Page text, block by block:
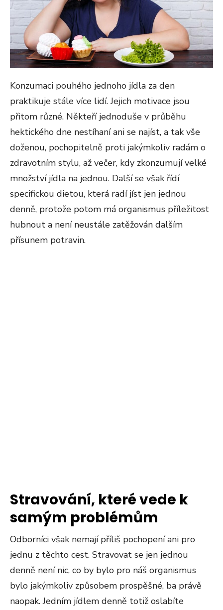
Konzumaci pouhého jednoho jídla za den
praktikuje stále více lidí. Jejich motivace jsou
přitom různé. Někteří jednoduše v průběhu
hektického dne nestíhaní ani se najíst, a tak vše
doženou, pochopitelně proti jakýmkoliv radám o
zdravotním stylu, až večer, kdy zkonzumují velké
množství jídla na jednou. Další se však řídí
specifickou dietou, která radí jíst jen jednou
denně, protože potom má organismus příležitost
hubnout a není neustále zatěžován dalším
přísunem potravin.
Stravování, které vede k
samým problémům
Odborníci však nemají příliš pochopení ani pro
jednu z těchto cest. Stravovat se jen jednou
denně není nic, co by bylo pro náš organismus
bylo jakýmkoliv způsobem prospěšné, ba právě
naopak. Jedním jídlem denně totiž oslabíte